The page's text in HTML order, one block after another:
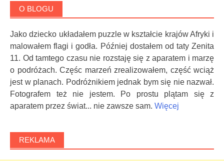
O BLOGU
Jako dziecko układałem puzzle w kształcie krajów Afryki i
malowałem flagi i godła. Później dostałem od taty Zenita
11. Od tamtego czasu nie rozstaję się z aparatem i marzę
o podróżach. Częśc marzeń zrealizowałem, część wciąż
jest w planach. Podróżnikiem jednak bym się nie nazwał.
Fotografem też nie jestem. Po prostu plątam się z
aparatem przez świat... nie zawsze sam. Więcej
REKLAMA